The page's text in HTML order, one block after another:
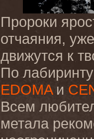
Пророки
отчаяния,
движутся к
По
EDOMAи
Всем
метала